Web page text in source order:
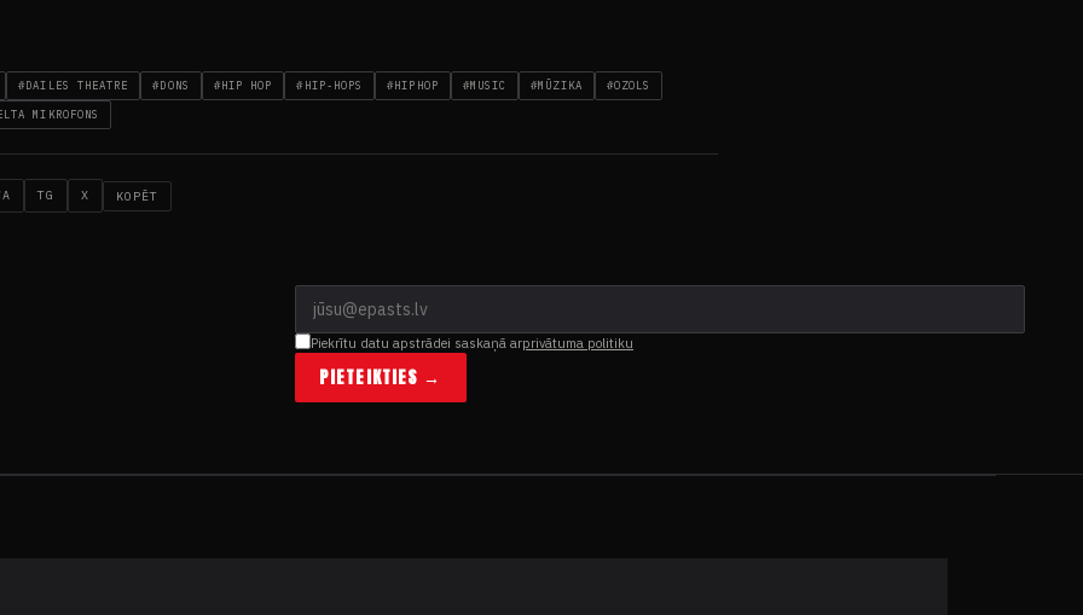
#DAILES THEATRE #DONS #HIP HOP #HIP-HOPS #HIPHOP #MUSIC #MŪZIKA #OZOLS
MIKROFONS
TG X KOPĒT
Piekrītu datu apstrādei saskaņā arprivātuma politiku
PIETEIKTIES →